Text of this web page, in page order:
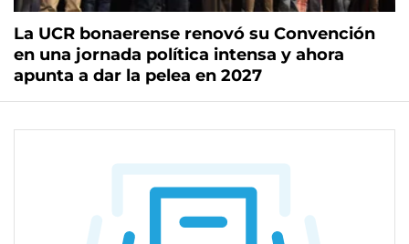
La UCR bonaerense renovó su Convención
en una jornada política intensa y ahora
apunta a dar la pelea en 2027